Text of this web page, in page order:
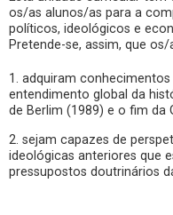
os/as alunos/as para a
políticos, ideológicos e
Pretende-se, assim, que
1. adquiram
entendimento global da
de Berlim (1989) e o fim da
2. sejam capazes de
ideológicas anteriores que
pressupostos doutrinários